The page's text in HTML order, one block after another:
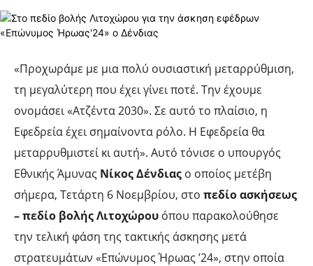
«Προχωράμε με μια πολύ ουσιαστική μεταρρύθμιση,
τη μεγαλύτερη που έχει γίνει ποτέ. Την έχουμε
ονομάσει «Ατζέντα 2030». Σε αυτό το πλαίσιο, η
Εφεδρεία έχει σημαίνοντα ρόλο. Η Εφεδρεία θα
μεταρρυθμιστεί κι αυτή». Αυτό τόνισε ο υπουργός
Εθνικής Άμυνας Νίκος Δένδιας ο οποίος μετέβη
σήμερα, Τετάρτη 6 Νοεμβρίου, στο πεδίο ασκήσεως
– πεδίο βολής Λιτοχώρου όπου παρακολούθησε
την τελική φάση της τακτικής άσκησης μετά
στρατευμάτων «Επώνυμος Ήρωας ’24», στην οποία